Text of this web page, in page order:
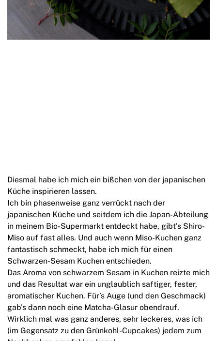
Diesmal habe ich mich ein bißchen von der japanischen
Küche inspirieren lassen.
Ich bin phasenweise ganz verrückt nach der
japanischen Küche und seitdem ich die Japan-Abteilung
in meinem Bio-Supermarkt entdeckt habe, gibt’s Shiro-
Miso auf fast alles. Und auch wenn Miso-Kuchen ganz
fantastisch schmeckt, habe ich mich für einen
Schwarzen-Sesam Kuchen entschieden.
Das Aroma von schwarzem Sesam in Kuchen reizte mich
und das Resultat war ein unglaublich saftiger, fester,
aromatischer Kuchen. Für’s Auge (und den Geschmack)
gab’s dann noch eine Matcha-Glasur obendrauf.
Wirklich mal was ganz anderes, sehr leckeres, was ich
(im Gegensatz zu den Grünkohl-Cupcakes) jedem zum